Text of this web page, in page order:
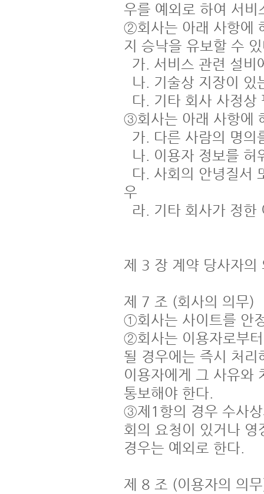
우를 예외로 하여 서비
②회사는 아래 사항에
지 승낙을 유보할 수
③회사는 아래 사항에
우
제 3 장 계약 당사자의
제 7 조 (회사의 의무)
①회사는 사이트를 안
②회사는 이용자로부
될 경우에는 즉시 처
이용자에게 그 사유와
통보해야 한다.
③제1항의 경우 수사
회의 요청이 있거나
경우는 예외로 한다.
제 8 조 (이용자의 의